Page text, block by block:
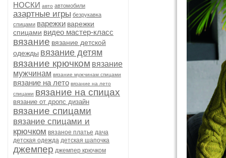
НОСКИ авто автомобили
азартные игры безрукавка
спицами варежки варежки
спицами видео мастер-класс
вязание вязание детской
одежды вязание детям
вязание крючком вязание
мужчинам вязание мужчинам спицами
вязание на лето вязание на лето
спицами вязание на спицах
вязание от дропс дизайн
вязание спицами
вязание спицами и
крючком вязаное платье дача
детская одежда детская шапочка
джемпер джемпер крючком